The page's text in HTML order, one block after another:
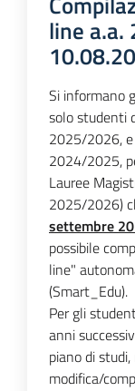
line
Si informano
solo studenti
2025/2026,
2024/2025,
Lauree
2025/2026)
settembre
possibile
line"
(Smart_Edu).
Per gli
anni
piano di
modifica/